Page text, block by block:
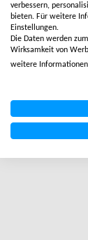
verbessern,
bieten. Für weitere
Einstellungen.
Die Daten werden
Wirksamkeit von
weitere